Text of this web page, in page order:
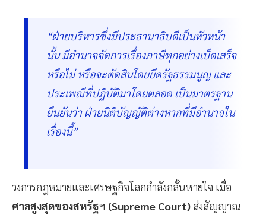
“ฝ่ายบริหารซึ่งมีประธานาธิบดีเป็นหัวหน้า
นั้น มีอำนาจจัดการเรื่องภาษีทุกอย่างเบ็ดเสร็จ
หรือไม่ หรือจะตัดสินโดยยึดรัฐธรรมนูญ และ
ประเพณีที่ปฏิบัติมาโดยตลอด เป็นมาตรฐาน
ยืนยันว่า ฝ่ายนิติบัญญัติต่างหากที่มีอำนาจใน
เรื่องนี้”
วงการกฎหมายและเศรษฐกิจโลกกำลังกลั้นหายใจ เมื่อ
ศาลสูงสุดของสหรัฐฯ (Supreme Court) ส่งสัญญาณ